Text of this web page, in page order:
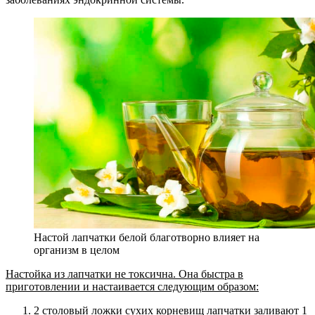
Настой лапчатки белой благотворно влияет на
организм в целом
Настойка из лапчатки не токсична. Она быстра в
приготовлении и настаивается следующим образом:
2 столовый ложки сухих корневищ лапчатки заливают 1